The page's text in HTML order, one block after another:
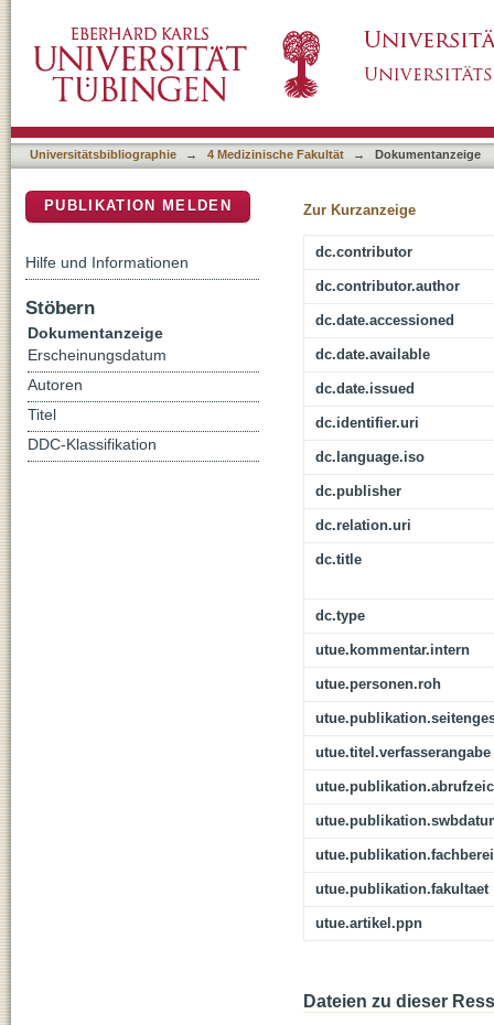
Rekonstruktionsverfahren in der
Universitätsbibliographie → 4 Medizinische Fakultät → Dokumentanzeige
Zur Kurzanzeige
dc.contributor
dc.contributor.author
dc.date.accessioned
dc.date.available
dc.date.issued
dc.identifier.uri
dc.language.iso
dc.publisher
dc.relation.uri
dc.title
dc.type
utue.kommentar.intern
utue.personen.roh
utue.titel.verfasserangabe
utue.publikation.fakultaet
utue.artikel.ppn
Dateien zu dieser
PUBLIKATION MELDEN
Hilfe und Informationen
Stöbern
Dokumentanzeige
Erscheinungsdatum
Autoren
Titel
DDC-Klassifikation